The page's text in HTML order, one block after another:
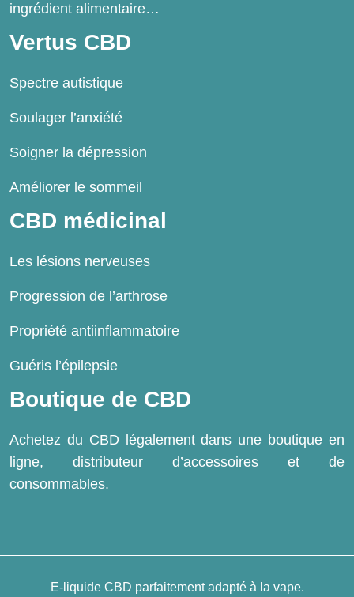
ingrédient alimentaire…
Vertus CBD
Spectre autistique
Soulager l’anxiété
Soigner la dépression
Améliorer le sommeil
CBD médicinal
Les lésions nerveuses
Progression de l’arthrose
Propriété antiinflammatoire
Guéris l’épilepsie
Boutique de CBD
Achetez du CBD légalement dans une boutique en
ligne, distributeur d’accessoires et de
consommables.
E-liquide CBD parfaitement adapté à la vape.